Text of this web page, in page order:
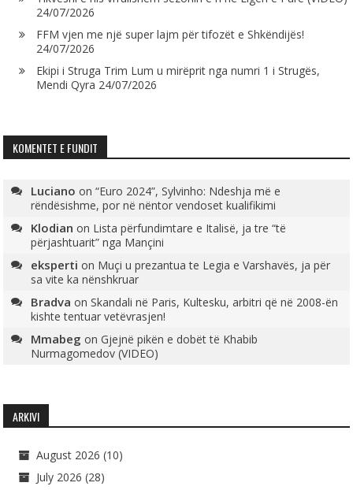
24/07/2026
FFM vjen me një super lajm për tifozët e Shkëndijës!
24/07/2026
Ekipi i Struga Trim Lum u mirëprit nga numri 1 i Strugës,
Mendi Qyra 24/07/2026
KOMENTET E FUNDIT
Luciano on“Euro 2024”, Sylvinho: Ndeshja më e
rëndësishme, por në nëntor vendoset kualifikimi
Klodian on Lista përfundimtare e Italisë, ja tre “të
përjashtuarit” nga Mançini
eksperti on Muçi u prezantua te Legia e Varshavës, ja për
sa vite ka nënshkruar
Bradva onSkandali në Paris, Kultesku, arbitri që në 2008-ën
kishte tentuar vetëvrasjen!
Mmabeg onGjejnë pikën e dobët të Khabib
Nurmagomedov (VIDEO)
ARKIVI
August 2026 (10)
July 2026 (28)